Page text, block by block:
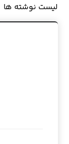
لیست نوشته ها